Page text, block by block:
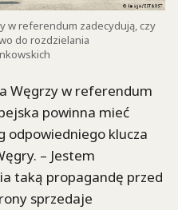
w referendum zadecydują, czy
do rozdzielania
Węgrzy w referendum
powinna mieć
odpowiedniego klucza
– Jestem
taką propagandę przed
sprzedaje